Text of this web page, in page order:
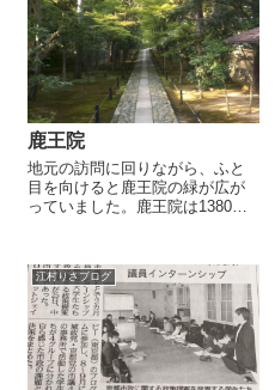
鹿王院
地元の訪問に回りながら、ふと
目を向けると鹿王院の緑が広が
っていました。鹿王院は1380年
右京区には嵐山、保津川下り、
鈴虫寺などの有名処だけでな
く、諸所に見所のあるスポット
が点在していま...
江村りさブログ